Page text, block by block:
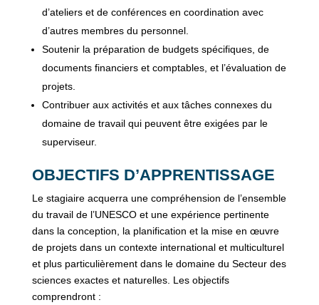
d’ateliers et de conférences en coordination avec
d’autres membres du personnel.
Soutenir la préparation de budgets spécifiques, de
documents financiers et comptables, et l’évaluation de
projets.
Contribuer aux activités et aux tâches connexes du
domaine de travail qui peuvent être exigées par le
superviseur.
OBJECTIFS D’APPRENTISSAGE
Le stagiaire acquerra une compréhension de l’ensemble
du travail de l’UNESCO et une expérience pertinente
dans la conception, la planification et la mise en œuvre
de projets dans un contexte international et multiculturel
et plus particulièrement dans le domaine du Secteur des
sciences exactes et naturelles. Les objectifs
comprendront :